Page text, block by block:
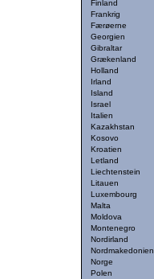
Finland
Frankrig
Færøerne
Georgien
Gibraltar
Grækenland
Holland
Irland
Island
Israel
Italien
Kazakhstan
Kosovo
Kroatien
Letland
Liechtenstein
Litauen
Luxembourg
Malta
Moldova
Montenegro
Nordirland
Nordmakedonien
Norge
Polen